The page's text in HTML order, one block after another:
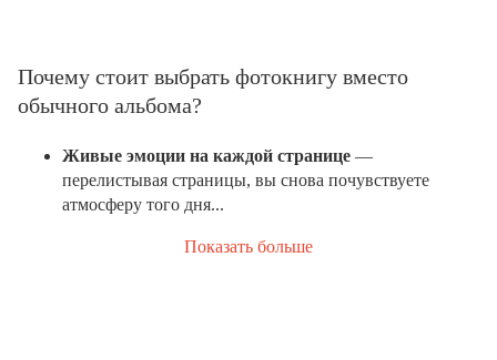
Почему стоит выбрать фотокнигу вместо
обычного альбома?
Живые эмоции на каждой странице —
перелистывая страницы, вы снова почувствуете
атмосферу того дня...
Показать больше